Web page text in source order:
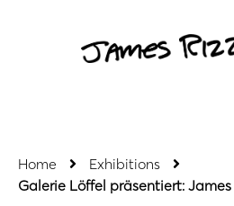
Home
Exhibitions
Galerie Löffel präsentiert: James